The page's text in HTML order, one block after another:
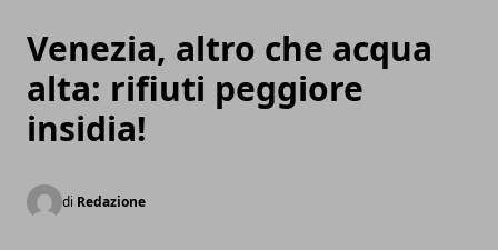
Venezia, altro che acqua
alta: rifiuti peggiore
insidia!
di Redazione